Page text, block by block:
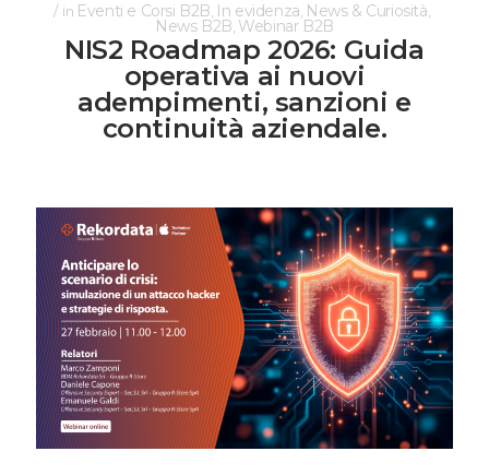
in Eventi e Corsi B2B, In evidenza, News & Curiosità,
News B2B, Webinar B2B
NIS2 Roadmap 2026: Guida
operativa ai nuovi
adempimenti, sanzioni e
continuità aziendale.